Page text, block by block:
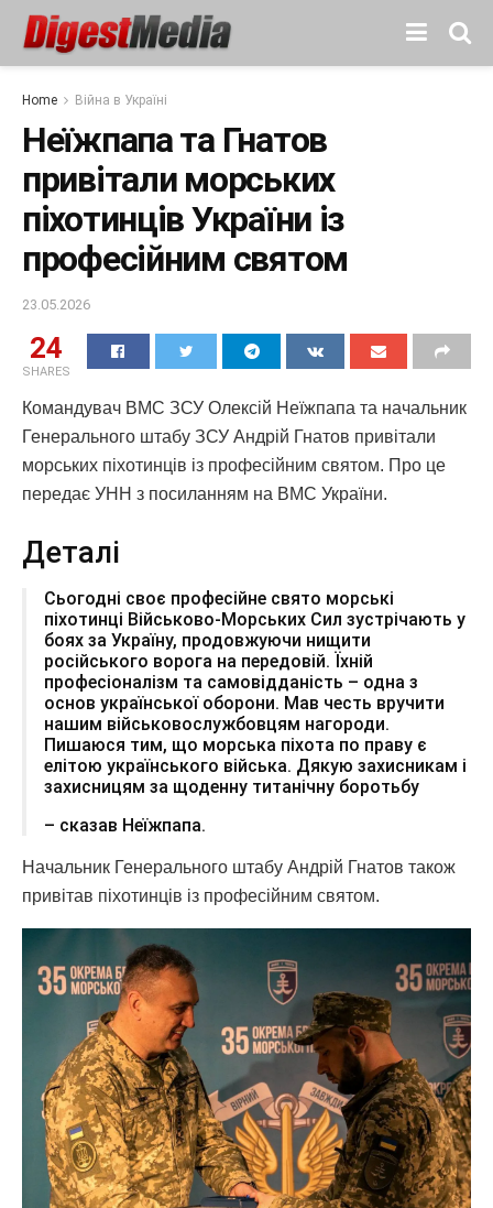
Home Війна в Україні
Неїжпапа та Гнатов
привітали морських
піхотинців України із
професійним святом
23.05.2026
24
SHARES
Командувач ВМС ЗСУ Олексій Неїжпапа та начальник
Генерального штабу ЗСУ Андрій Гнатов привітали
морських піхотинців із професійним святом. Про це
передає УНН з посиланням на ВМС України.
Деталі
Сьогодні своє професійне свято морські
піхотинці Військово-Морських Сил зустрічають у
боях за Україну, продовжуючи нищити
російського ворога на передовій. Їхній
професіоналізм та самовідданість – одна з
основ української оборони. Мав честь вручити
нашим військовослужбовцям нагороди.
Пишаюся тим, що морська піхота по праву є
елітою українського війська. Дякую захисникам і
захисницям за щоденну титанічну боротьбу
– сказав Неїжпапа.
Начальник Генерального штабу Андрій Гнатов також
привітав піхотинців із професійним святом.